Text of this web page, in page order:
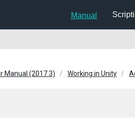
Manual
Manual (2017.3) Working in Unity